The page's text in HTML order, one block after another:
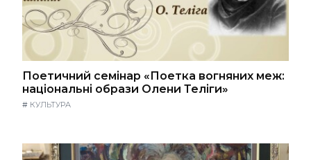
Поетичний семінар «Поетка вогняних меж:
національні образи Олени Теліги»
# КУЛЬТУРА